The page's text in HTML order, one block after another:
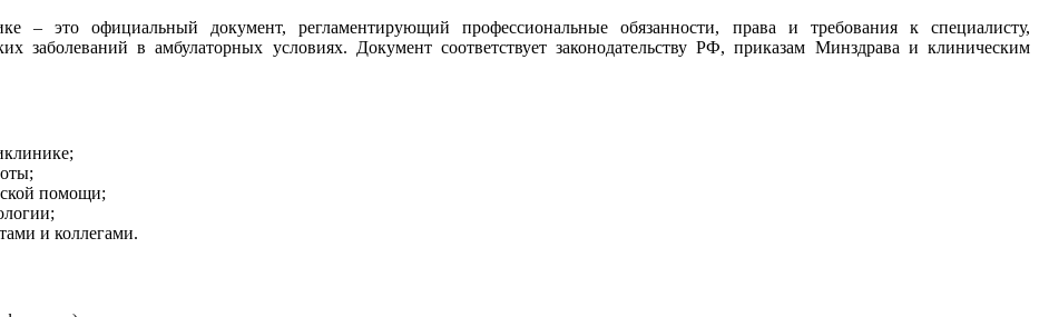
– это официальный документ, регламентирующий профессиональные обязанности, права и требования к специалисту,
заболеваний в амбулаторных условиях. Документ соответствует законодательству РФ, приказам Минздрава и клиническим
помощи;
и коллегами.